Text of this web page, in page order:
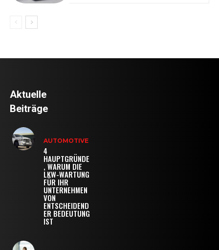
Aktuelle
Beiträge
AUTOMOTIVE
4
HAUPTGRÜNDE
, WARUM DIE
LKW-WARTUNG
FÜR IHR
UNTERNEHMEN
VON
ENTSCHEIDEND
ER BEDEUTUNG
IST